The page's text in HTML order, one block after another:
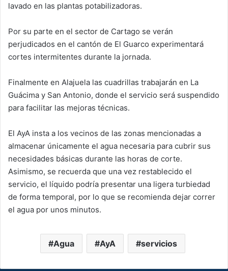
lavado en las plantas potabilizadoras.
Por su parte en el sector de Cartago se verán
perjudicados en el cantón de El Guarco experimentará
cortes intermitentes durante la jornada.
Finalmente en Alajuela las cuadrillas trabajarán en La
Guácima y San Antonio, donde el servicio será suspendido
para facilitar las mejoras técnicas.
El AyA insta a los vecinos de las zonas mencionadas a
almacenar únicamente el agua necesaria para cubrir sus
necesidades básicas durante las horas de corte.
Asimismo, se recuerda que una vez restablecido el
servicio, el líquido podría presentar una ligera turbiedad
de forma temporal, por lo que se recomienda dejar correr
el agua por unos minutos.
Agua AyA servicios